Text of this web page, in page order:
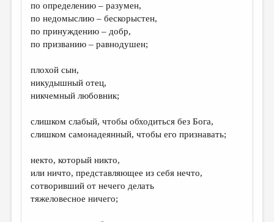
по определению – разумен,
по недомыслию – бескорыстен,
по принуждению – добр,
по призванию – равнодушен;
плохой сын,
никудышный отец,
никчемный любовник;
слишком слабый, чтобы обходиться без Бога,
слишком самонадеянный, чтобы его признавать;
некто, который никто,
или ничто, представляющее из себя нечто,
сотворивший от нечего делать
тяжеловесное ничего;